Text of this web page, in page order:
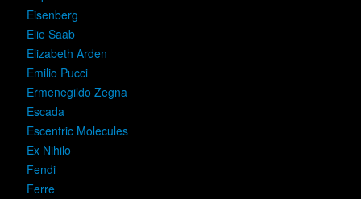
Eisenberg
Elie Saab
Elizabeth Arden
Emilio Pucci
Ermenegildo Zegna
Escada
Escentric Molecules
Ex Nihilo
Fendi
Ferre